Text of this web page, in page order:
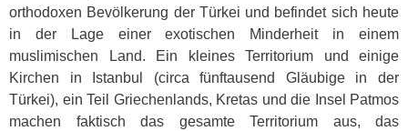
orthodoxen Bevölkerung der Türkei und befindet sich heute
in der Lage einer exotischen Minderheit in einem
muslimischen Land. Ein kleines Territorium und einige
Kirchen in Istanbul (circa fünftausend Gläubige in der
Türkei), ein Teil Griechenlands, Kretas und die Insel Patmos
machen faktisch das gesamte Territorium aus, das